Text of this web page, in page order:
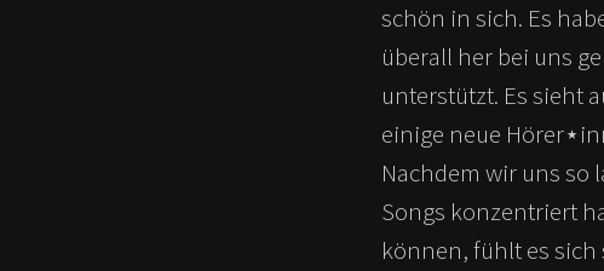
schön in sich. Es
überall her bei uns
unterstützt. Es sieht
einige neue
Nachdem wir uns so
Songs konzentriert
können, fühlt es sich